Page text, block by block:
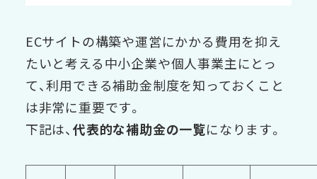
ECサイトの構築や運営にかかる費用を抑え
たいと考える中小企業や個人事業主にとっ
て、利用できる補助金制度を知っておくこと
は非常に重要です。
下記は、代表的な補助金の一覧になります。